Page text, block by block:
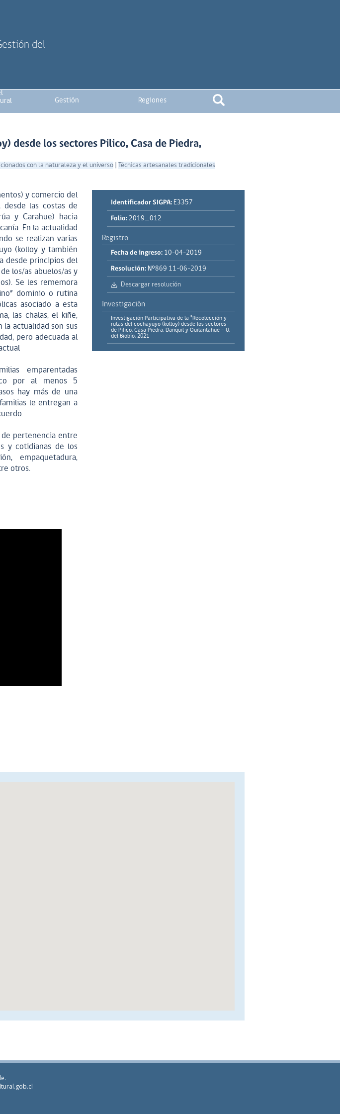
del
Gestión Regiones
desde los sectores Pilico, Casa de Piedra,
con la naturaleza y el universo
Técnicas artesanales tradicionales
y comercio del
desde las costas de
y Carahue) hacia
En la actualidad
se realizan varias
(kolloy y también
desde principios del
los/as abuelos/as y
Se les rememora
dominio o rutina
asociado a esta
las chalas, el kiñe,
actualidad son sus
pero adecuada al
emparentadas
por al menos 5
hay más de una
le entregan a
de pertenencia entre
y cotidianas de los
empaquetadura,
otros.
Identificador SIGPA:E3357
Folio:2019_012
Registro
Fecha de ingreso:10-04-2019
Resolución:N°869 11-06-2019
Descargar resolución
Investigación
Investigación Participativa de la "Recolección y
rutas del cochayuyo (kolloy) desde los sectores
de Pilico, Casa Piedra, Danquil y Quilantahue - U.
del Biobío, 2021